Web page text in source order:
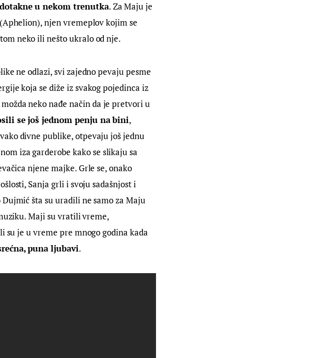
u nekom trenutka. Za Maju je
njen vremeplov kojim se
neko ili nešto ukralo od nje.
ne odlazi, svi zajedno pevaju pesme
koja se diže iz svakog pojedinca iz
neko nađe način da je pretvori u
se još jednom penju na bini,
divne publike, otpevaju još jednu
iza garderobe kako se slikaju sa
njene majke. Grle se, onako
Sanja grli i svoju sadašnjost i
šta su uradili ne samo za Maju
Maji su vratili vreme,
su je u vreme pre mnogo godina kada
puna ljubavi.